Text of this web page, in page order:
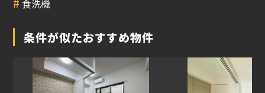
食洗機
条件が似たおすすめ物件